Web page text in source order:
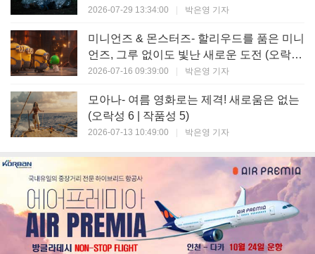
2026-07-29 13:34:00 박은영 기자
미니언즈 & 몬스터즈- 할리우드를 품은 미니
언즈, 그루 없이도 빛난 새로운 도전 (오락성
7 | 작품성 6)
2026-07-16 09:39:00 박은영 기자
모아나- 여름 영화로는 제격! 새로움은 없는
(오락성 6 | 작품성 5)
2026-07-13 10:49:00 박은영 기자